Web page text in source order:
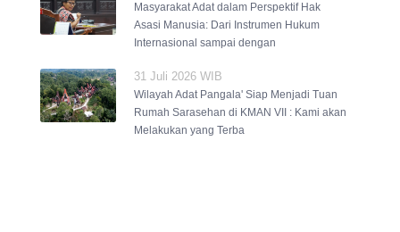
Masyarakat Adat dalam Perspektif Hak
Asasi Manusia: Dari Instrumen Hukum
Internasional sampai dengan
31 Juli 2026 WIB
Wilayah Adat Pangala' Siap Menjadi Tuan
Rumah Sarasehan di KMAN VII : Kami akan
Melakukan yang Terba